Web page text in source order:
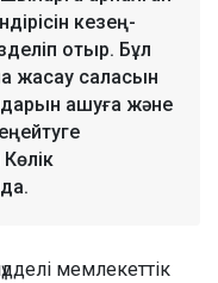
кезең-
отыр. Бұл
жасау саласын
ашуға және
мемлекеттік